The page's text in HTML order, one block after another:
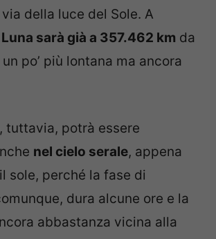
della luce del Sole. A
Luna sarà già a 357.462 km da
po’ più lontana ma ancora
tuttavia, potrà essere
nel cielo serale, appena
sole, perché la fase di
dura alcune ore e la
abbastanza vicina alla